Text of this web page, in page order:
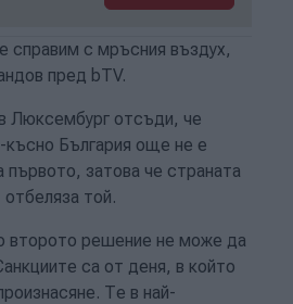
справим с мръсния въздух,
пред bTV.
Люксембург отсъди, че
късно България още не е
затова че страната
той.
второто решение не може да
са от деня, в който
Те в най-